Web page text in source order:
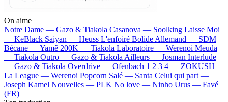
On aime
Notre Dame — Gazo & Tiakola Casanova — Soolking Laisse Moi
— KeBlack Saiyan — Heuss L'enfoiré Bolide Allemand — SDM
Bécane —Yamê 200K — Tiakola Laboratoire — Werenoi Meuda
— Tiakola Outro — Gazo & Tiakola Ailleurs — Josman Interlude
— Gazo & Tiakola Overdrive — Ofenbach 1 2 3 4 — ZOKUSH
La League — Werenoi Popcorn Salé — Santa Celui qui part —
Joseph Kamel Nouvelles — PLK No love — Ninho Urus — Favé
(FR)